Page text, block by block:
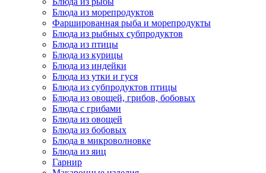
Блюда из морепродуктов
Фаршированная рыба и морепродукты
Блюда из рыбных субпродуктов
Блюда из птицы
Блюда из курицы
Блюда из индейки
Блюда из утки и гуся
Блюда из субпродуктов птицы
Блюда из овощей, грибов, бобовых
Блюда с грибами
Блюда из овощей
Блюда из бобовых
Блюда в микроволновке
Блюда из яиц
Гарнир